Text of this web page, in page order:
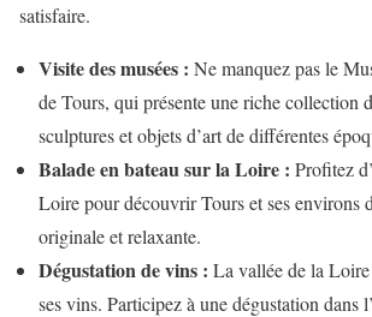
satisfaire.
Visite des musées : Ne manquez pas le
de Tours, qui présente une riche collection
sculptures et objets d’art de différentes
Balade en bateau sur la Loire : Profitez
Loire pour découvrir Tours et ses environs
originale et relaxante.
Dégustation de vins : La vallée de la
ses vins. Participez à une dégustation dans